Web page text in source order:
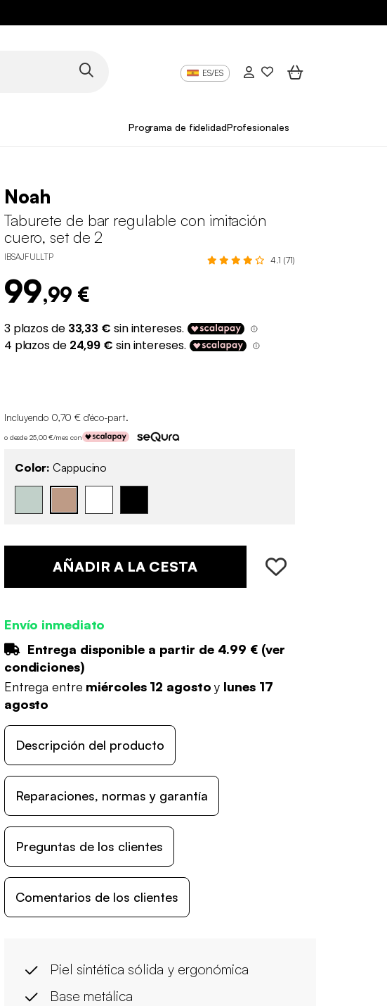
ES/ES
Programa de fidelidadProfesionales
Noah
Taburete de bar regulable con imitación
cuero, set de 2
IBSAJFULLTP 4.1 (71)
99,99 €
Incluyendo 0,70 € d'éco-part.
o desde 25,00 €/mes con
Color: Cappucino
AÑADIR A LA CESTA
Envío inmediato
Entrega disponible a partir de 4.99 € (ver
condiciones)
Entrega entre miércoles 12 agostoy lunes 17
agosto
Descripción del producto
Reparaciones, normas y garantía
Preguntas de los clientes
Comentarios de los clientes
Piel sintética sólida y ergonómica
Base metálica